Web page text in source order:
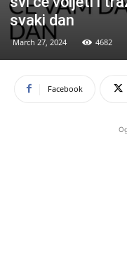
svaki dan
March 27, 2024 4682
Facebook